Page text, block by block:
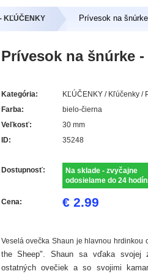
KĽÚČENKY Prívesok na
Prívesok na šnúrke
Kategória:
KĽÚČENKY / Kľúčenky /
Farba:
bielo-čierna
Veľkosť:
30 mm
ID:
35248
Dostupnosť:
Na sklade - zvyčajne
odosielame do 24
Cena: € 2.99
Veselá ovečka Shaun je hlavnou hrdinkou
the Sheep" . Shaun sa vďaka svojej
ostatných ovečiek a so svojimi